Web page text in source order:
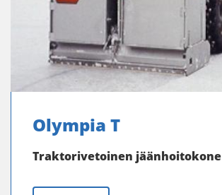
Olympia T
Traktorivetoinen jäänhoitokone